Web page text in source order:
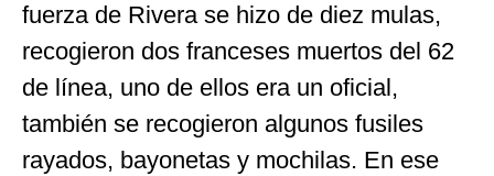
fuerza de Rivera se hizo de diez mulas,
recogieron dos franceses muertos del 62
de línea, uno de ellos era un oficial,
también se recogieron algunos fusiles
rayados, bayonetas y mochilas. En ese